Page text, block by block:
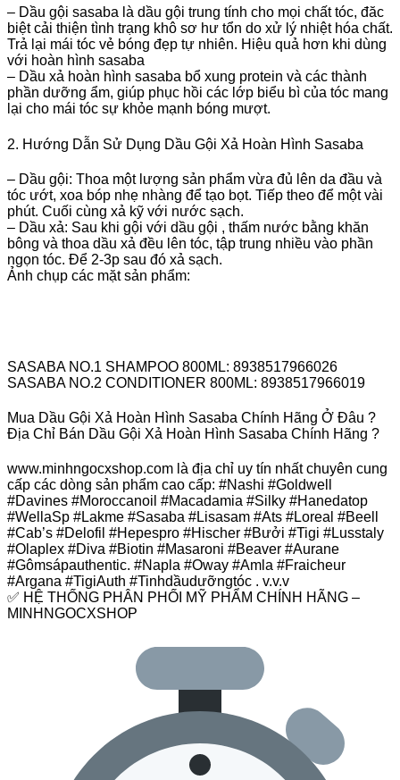
– Dầu gội sasaba là dầu gội trung tính cho mọi chất tóc, đăc
biệt cải thiện tình trạng khô sơ hư tổn do xử lý nhiệt hóa chất.
Trả lại mái tóc vẻ bóng đẹp tự nhiên. Hiệu quả hơn khi dùng
với hoàn hình sasaba
– Dầu xả hoàn hình sasaba bổ xung protein và các thành
phần dưỡng ẩm, giúp phục hồi các lớp biểu bì của tóc mang
lại cho mái tóc sự khỏe mạnh bóng mượt.
2. Hướng Dẫn Sử Dụng Dầu Gội Xả Hoàn Hình Sasaba
– Dầu gội: Thoa một lượng sản phẩm vừa đủ lên da đầu và
tóc ướt, xoa bóp nhẹ nhàng để tạo bọt. Tiếp theo để một vài
phút. Cuối cùng xả kỹ với nước sạch.
– Dầu xả: Sau khi gội với dầu gội , thấm nước bằng khăn
bông và thoa dầu xả đều lên tóc, tập trung nhiều vào phần
ngọn tóc. Để 2-3p sau đó xả sạch.
Ảnh chụp các mặt sản phẩm:
SASABA NO.1 SHAMPOO 800ML: 8938517966026
SASABA NO.2 CONDITIONER 800ML: 8938517966019
Mua Dầu Gội Xả Hoàn Hình Sasaba Chính Hãng Ở Đâu ?
Địa Chỉ Bán Dầu Gội Xả Hoàn Hình Sasaba Chính Hãng ?
www.minhngocxshop.com là địa chỉ uy tín nhất chuyên cung
cấp các dòng sản phẩm cao cấp: #Nashi #Goldwell
#Davines #Moroccanoil #Macadamia #Silky #Hanedatop
#WellaSp #Lakme #Sasaba #Lisasam #Ats #Loreal #Beell
#Cab’s #Delofil #Hepespro #Hischer #Bưởi #Tigi #Lusstaly
#Olaplex #Diva #Biotin #Masaroni #Beaver #Aurane
#Gômsápauthentic. #Napla #Oway #Amla #Fraicheur
#Argana #TigiAuth #Tinhdầudưỡngtóc . v.v.v
✅ HỆ THỐNG PHÂN PHỐI MỸ PHẨM CHÍNH HÃNG –
MINHNGOCXSHOP